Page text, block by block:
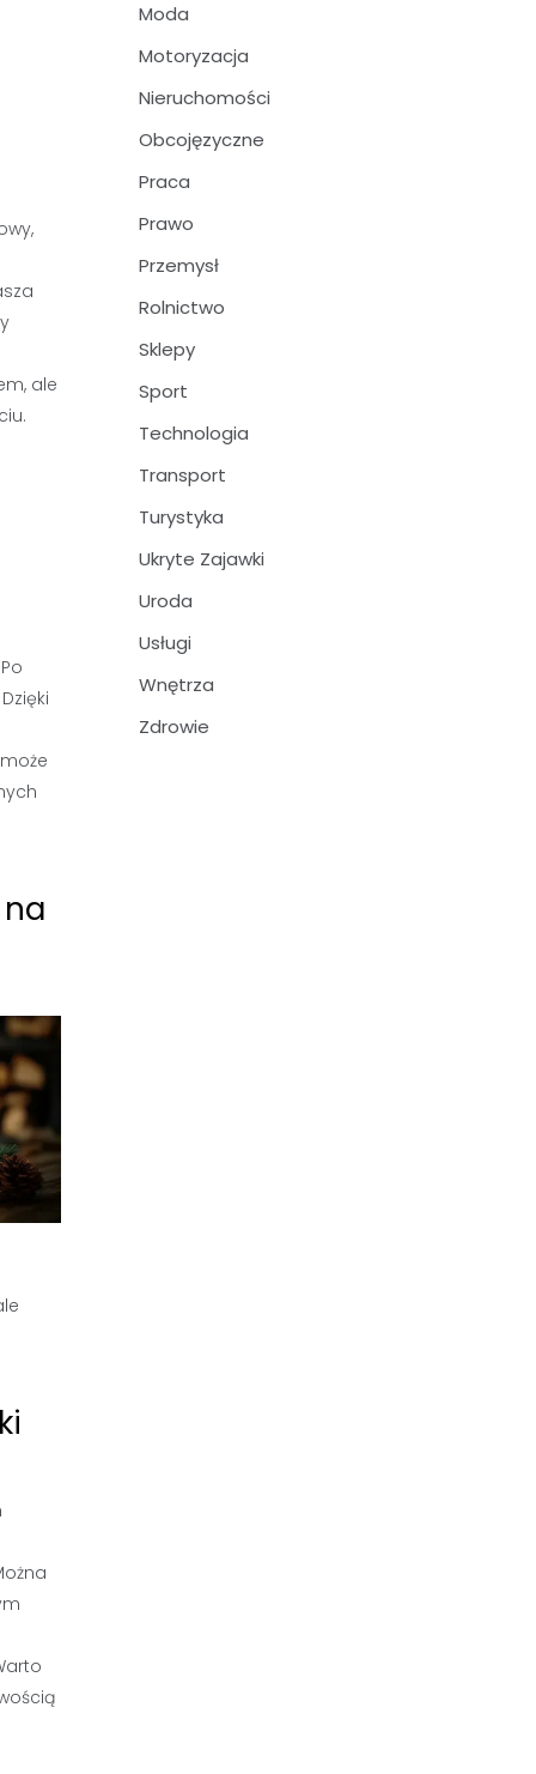
ale
Moda
Motoryzacja
Nieruchomości
Obcojęzyczne
Praca
Prawo
Przemysł
Rolnictwo
Sklepy
Sport
Technologia
Transport
Turystyka
Ukryte Zajawki
Uroda
Usługi
Wnętrza
Zdrowie